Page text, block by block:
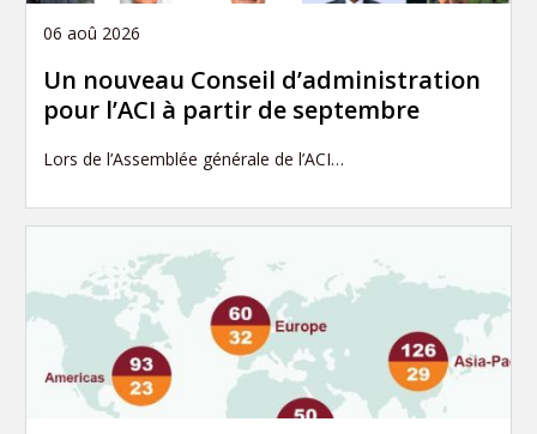
06 aoû 2026
Un nouveau Conseil d’administration
pour l’ACI à partir de septembre
Lors de l’Assemblée générale de l’ACI…